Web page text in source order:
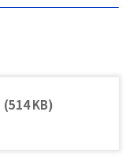
(514 KB)